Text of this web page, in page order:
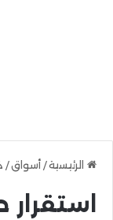
الرئيسية/ أسواق/